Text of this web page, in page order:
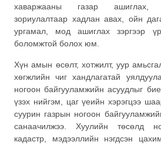
хаваржааны газар ашиглах,
зориулалтаар хадлан авах, ойн
ургамал, мод ашиглах зэргээр
боломжтой болох юм.
Хүн амын өсөлт, хотжилт, уур
хөгжлийн чиг хандлагатай
ногоон байгууламжийн асуудлыг
үзэх нийгэм, цаг үеийн хэрэгцээ
суурин газрын ногоон
санаачилжээ. Хуулийн төсөлд
кадастр, мэдээллийн нэгдсэн